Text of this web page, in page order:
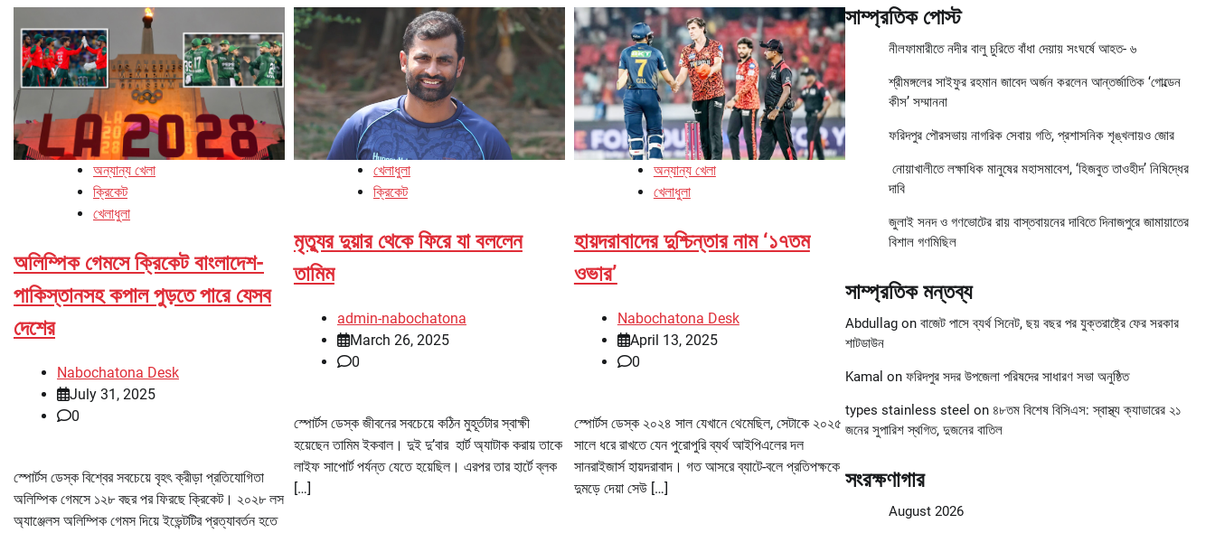
অন্যান্য খেলা
ক্রিকেট
খেলাধুলা
অলিম্পিক গেমসে ক্রিকেট বাংলাদেশ-
পাকিস্তানসহ কপাল পুড়তে পারে যেসব
দেশের
Nabochatona Desk
July 31, 2025
0
স্পোর্টস ডেস্ক বিশ্বের সবচেয়ে বৃহৎ ক্রীড়া প্রতিযোগিতা
অলিম্পিক গেমসে ১২৮ বছর পর ফিরছে ক্রিকেট। ২০২৮ লস
অ্যাঞ্জেলস অলিম্পিক গেমস দিয়ে ইভেন্টটির প্রত্যাবর্তন হতে
খেলাধুলা
ক্রিকেট
মৃত্যুর দুয়ার থেকে ফিরে যা বললেন
তামিম
admin-nabochatona
March 26, 2025
0
স্পোর্টস ডেস্ক জীবনের সবচেয়ে কঠিন মুহূর্তটার স্বাক্ষী
হয়েছেন তামিম ইকবাল। দুই দু’বার হার্ট অ্যাটাক করায় তাকে
লাইফ সাপোর্ট পর্যন্ত যেতে হয়েছিল। এরপর তার হার্টে ব্লক
[…]
অন্যান্য খেলা
খেলাধুলা
হায়দরাবাদের দুশ্চিন্তার নাম ‘১৭তম
ওভার’
Nabochatona Desk
April 13, 2025
0
স্পোর্টস ডেস্ক ২০২৪ সাল যেখানে থেমেছিল, সেটাকে ২০২৫
সালে ধরে রাখতে যেন পুরোপুরি ব্যর্থ আইপিএলের দল
সানরাইজার্স হায়দরাবাদ। গত আসরে ব্যাটে-বলে প্রতিপক্ষকে
দুমড়ে দেয়া সেউ […]
সাম্প্রতিক পোস্ট
নীলফামারীতে নদীর বালু চুরিতে বাঁধা দেয়ায় সংঘর্ষে আহত- ৬
শ্রীমঙ্গলের সাইফুর রহমান জাবেদ অর্জন করলেন আন্তর্জাতিক ‘গোল্ডেন
কীস’ সম্মাননা
ফরিদপুর পৌরসভায় নাগরিক সেবায় গতি, প্রশাসনিক শৃঙ্খলায়ও জোর
নোয়াখালীতে লক্ষাধিক মানুষের মহাসমাবেশ, ‘হিজবুত তাওহীদ’ নিষিদ্ধের
দাবি
জুলাই সনদ ও গণভোটের রায় বাস্তবায়নের দাবিতে দিনাজপুরে জামায়াতের
বিশাল গণমিছিল
সাম্প্রতিক মন্তব্য
Abdullagon বাজেট পাসে ব্যর্থ সিনেট, ছয় বছর পর যুক্তরাষ্ট্রে ফের সরকার
শাটডাউন
Kamal on ফরিদপুর সদর উপজেলা পরিষদের সাধারণ সভা অনুষ্ঠিত
types stainless steel on ৪৮তম বিশেষ বিসিএস: স্বাস্থ্য ক্যাডারের ২১
জনের সুপারিশ স্থগিত, দুজনের বাতিল
সংরক্ষণাগার
August 2026